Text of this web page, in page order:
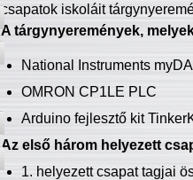
csapatok iskoláit
A tárgynyeremények,
National Instruments
OMRON CP1LE PLC
Arduino fejlesztő kit
Az első három helyezett
1. helyezett csapat tagjai